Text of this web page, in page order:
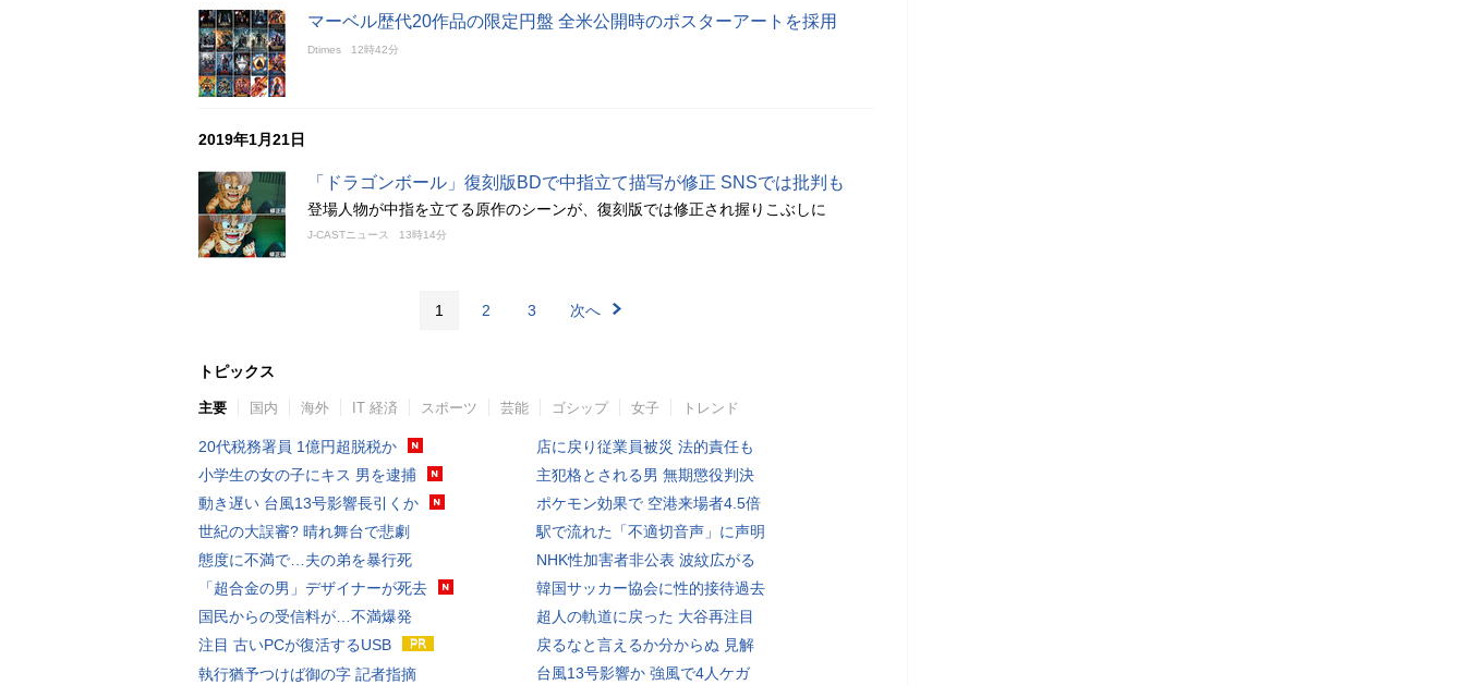
マーベル歴代20作品の限定円盤 全米公開時のポスターアートを採用
Dtimes 12時42分
2019年1月21日
「ドラゴンボール」復刻版BDで中指立て描写が修正 SNSでは批判も
登場人物が中指を立てる原作のシーンが、復刻版では修正され握りこぶしに
J-CASTニュース 13時14分
1 2 3 次へ
トピックス
主要 国内 海外 IT 経済 スポーツ 芸能 ゴシップ 女子 トレンド
20代税務署員 1億円超脱税か
小学生の女の子にキス 男を逮捕
動き遅い 台風13号影響長引くか
世紀の大誤審? 晴れ舞台で悲劇
態度に不満で…夫の弟を暴行死
「超合金の男」デザイナーが死去
国民からの受信料が…不満爆発
注目 古いPCが復活するUSB
執行猶予つけば御の字 記者指摘
店に戻り従業員被災 法的責任も
主犯格とされる男 無期懲役判決
ポケモン効果で 空港来場者4.5倍
駅で流れた「不適切音声」に声明
NHK性加害者非公表 波紋広がる
韓国サッカー協会に性的接待過去
超人の軌道に戻った 大谷再注目
戻るなと言えるか分からぬ 見解
台風13号影響か 強風で4人ケガ